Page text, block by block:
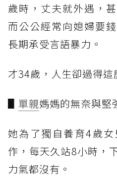
歲時，丈夫就外遇，
而公公經常向媳婦要
長期承受言語暴力。
才34歲，人生卻過得這
▋ 單親媽媽的無奈與堅
她為了獨自養育4歲
作，每天久站8小時，
力氣都沒有。